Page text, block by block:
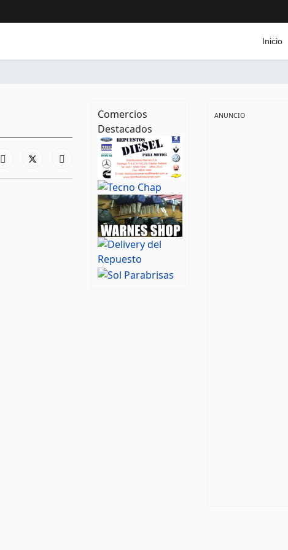
Inicio
Comercios
Destacados
ANUNCIO